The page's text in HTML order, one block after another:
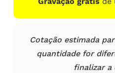
Cotação estimada
quantidade for
finalizar a